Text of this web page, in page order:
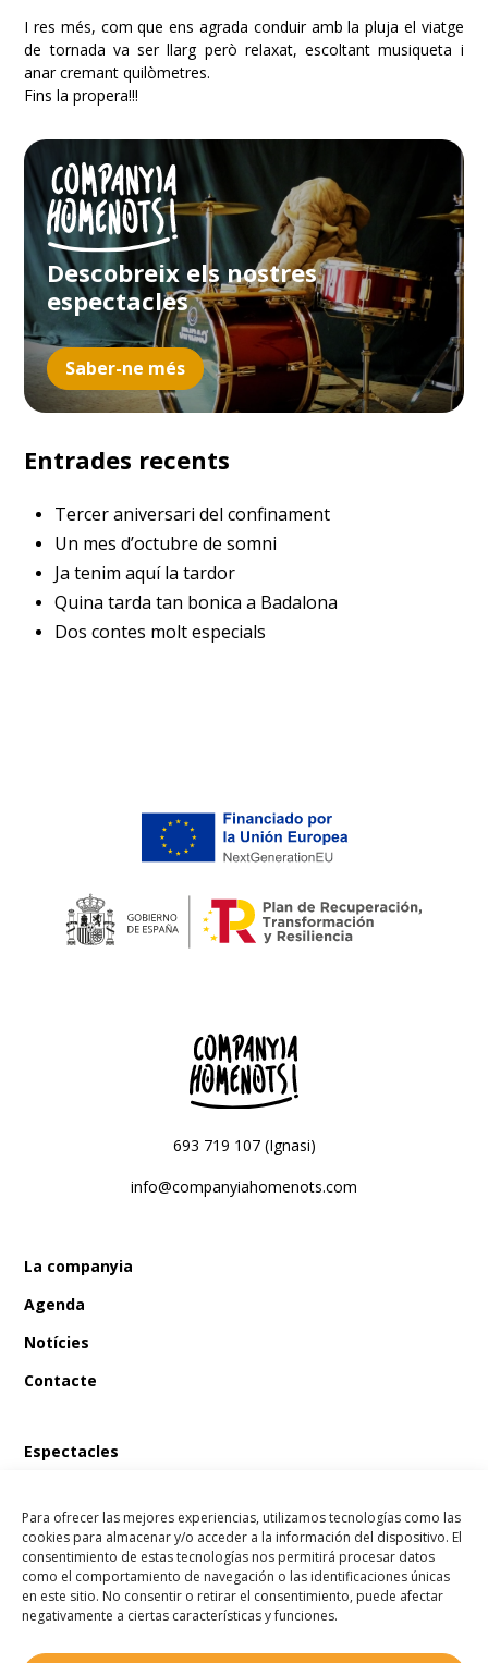
Para ofrecer las mejores experiencias, utilizamos tecnologías como las
cookies para almacenar y/o acceder a la información del dispositivo. El
consentimiento de estas tecnologías nos permitirá procesar datos
como el comportamiento de navegación o las identificaciones únicas
en este sitio. No consentir o retirar el consentimiento, puede afectar
negativamente a ciertas características y funciones.
I res més, com que ens agrada conduir amb la pluja el viatge
de tornada va ser llarg però relaxat, escoltant musiqueta i
anar cremant quilòmetres.
Fins la propera!!!
Descobreix els nostres
espectacles
Saber-ne més
Entrades recents
Tercer aniversari del confinament
Un mes d’octubre de somni
Ja tenim aquí la tardor
Quina tarda tan bonica a Badalona
Dos contes molt especials
693 719 107 (Ignasi)
info@companyiahomenots.com
La companyia
Agenda
Notícies
Contacte
Espectacles
En Bum i el llibre màgic de les fades
En Bum i l’estel dels desitjos
En Bum i el secret de l’amistat